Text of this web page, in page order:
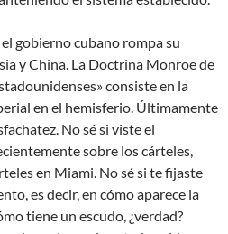
gobierno cubano rompa su
y China. La Doctrina Monroe de
consiste en la
en el hemisferio. Últimamente
No sé si viste el
sobre los cárteles,
en Miami. No sé si te fijaste
es decir, en cómo aparece la
tiene un escudo, ¿verdad?